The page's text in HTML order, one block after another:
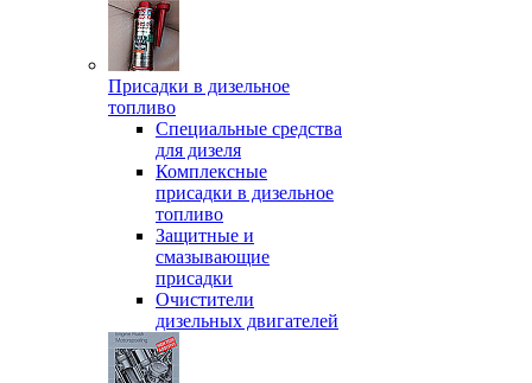
Присадки в дизельное
топливо
Спeциальные средства
для дизеля
Комплексные
присадки в дизельное
топливо
Защитные и
смазывающие
присадки
Очистители
дизельных двигателей